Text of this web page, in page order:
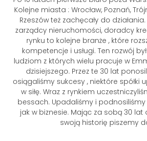
Kolejne miasta : Wrocław, Poznań,
Rzeszów też zachęcały do
zarządcy nieruchomości, doradcy
rynku to kolejne branże , które
kompetencje i usługi. Ten rozwój
ludziom z których wielu pracuje w
dzisiejszego. Przez te 30 lat
osiągaliśmy sukcesy , niektóre spółki
w siłę. Wraz z rynkiem
bessach. Upadaliśmy i podnosiliśmy
jak w biznesie. Mając za sobą 30 lat
swoją historię piszemy